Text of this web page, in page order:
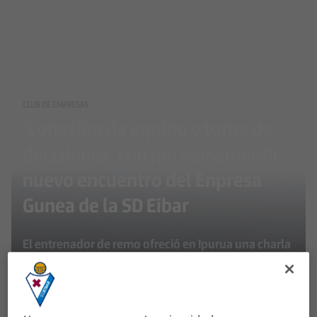
Gunea de la SD Eibar
El entrenador de remo ofreció en Ipurua una charla
inspiradora sobre liderazgo y gestión de equipos,
en una cita que también fomentó la conexión entre
empresas del entorno